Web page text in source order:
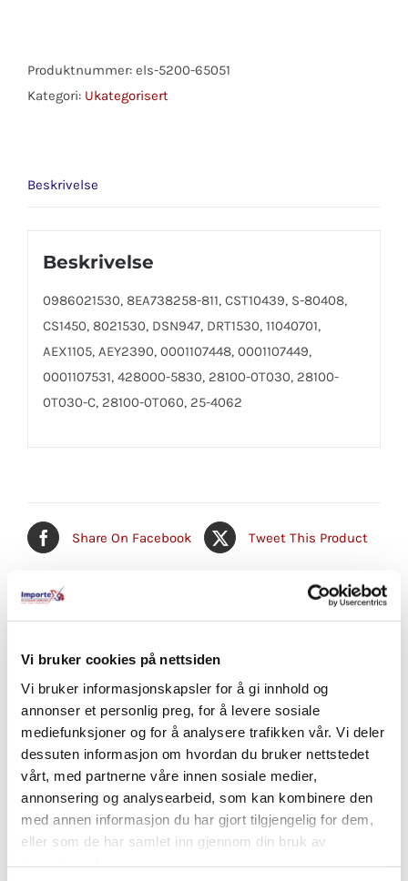
Vi bruker cookies på nettsiden
Vi bruker informasjonskapsler for å gi innhold og
annonser et personlig preg, for å levere sosiale
mediefunksjoner og for å analysere trafikken vår. Vi deler
dessuten informasjon om hvordan du bruker nettstedet
vårt, med partnerne våre innen sosiale medier,
annonsering og analysearbeid, som kan kombinere den
med annen informasjon du har gjort tilgjengelig for dem,
eller som de har samlet inn gjennom din bruk av
antall
Produktnummer: els-5200-65051
Kategori: Ukategorisert
Beskrivelse
Beskrivelse
0986021530, 8EA738258-811, CST10439, S-80408,
CS1450, 8021530, DSN947, DRT1530, 11040701,
AEX1105, AEY2390, 0001107448, 0001107449,
0001107531, 428000-5830, 28100-0T030, 28100-
0T030-C, 28100-0T060, 25-4062
Share On Facebook Tweet This Product
Email This Product
Relaterte produkter